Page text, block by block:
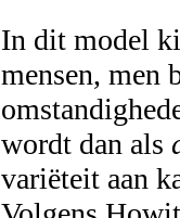
In dit model
mensen, men
wordt dan als
variëteit aan